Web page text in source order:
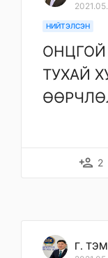
НИЙТЭЛСЭН
ОНЦГОЙ
ТУХАЙ
person_add 2
Г.